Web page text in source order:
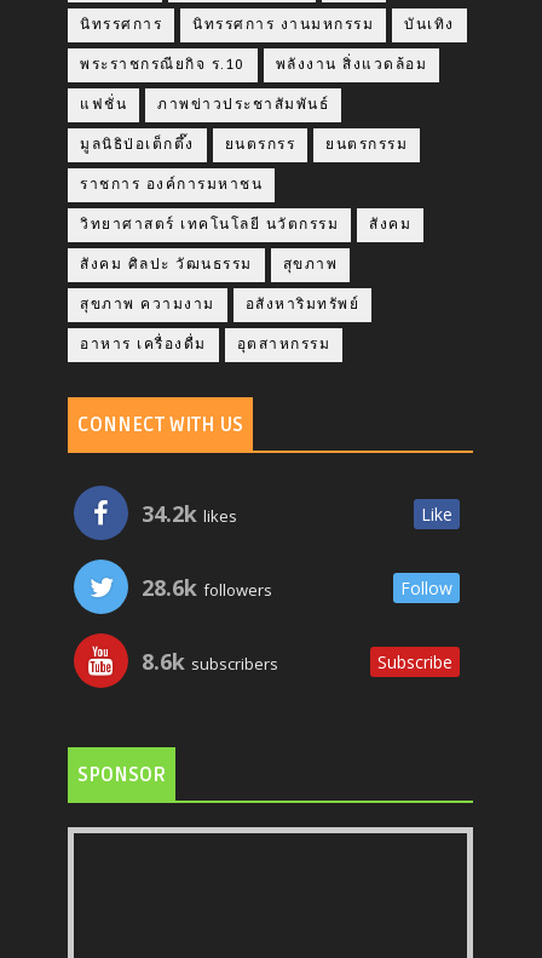
นิทรรศการ นิทรรศการ งานมหกรรม บันเทิง
พระราชกรณียกิจ ร.10 พลังงาน สิ่งแวดล้อม
แฟชั่น ภาพข่าวประชาสัมพันธ์
มูลนิธิป่อเต็กตึ๊ง ยนตรกรร ยนตรกรรม
ราชการ องค์การมหาชน
วิทยาศาสตร์ เทคโนโลยี นวัตกรรม สังคม
สังคม ศิลปะ วัฒนธรรม สุขภาพ
สุขภาพ ความงาม อสังหาริมทรัพย์
อาหาร เครื่องดื่ม อุตสาหกรรม
CONNECT WITH US
34.2k likes Like
28.6k followers Follow
8.6k subscribers Subscribe
SPONSOR